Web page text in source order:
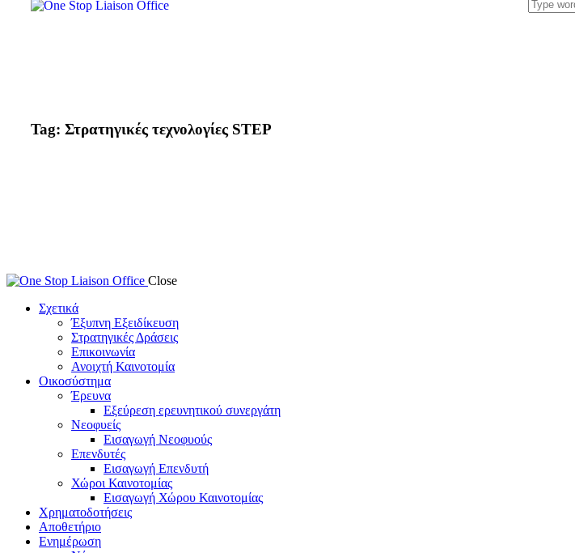
Tag: Στρατηγικές τεχνολογίες STEP
Close
Σχετικά
Έξυπνη Εξειδίκευση
Στρατηγικές Δράσεις
Επικοινωνία
Ανοιχτή Καινοτομία
Οικοσύστημα
Έρευνα
Εξεύρεση ερευνητικού συνεργάτη
Νεοφυείς
Εισαγωγή Νεοφυούς
Επενδυτές
Εισαγωγή Επενδυτή
Χώροι Καινοτομίας
Εισαγωγή Χώρου Καινοτομίας
Χρηματοδοτήσεις
Αποθετήριο
Ενημέρωση